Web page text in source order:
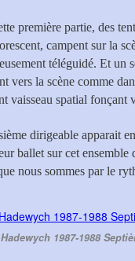
première partie, des
campent sur la
téléguidé. Et un
vers la scène comme
vaisseau spatial fonçant
dirigeable apparait
ballet sur cet ensemble
nous sommes par le
Hadewych 1987-1988